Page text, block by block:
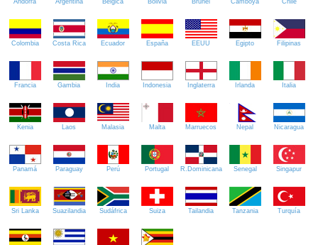
Colombia Costa Rica Ecuador España EEUU Egipto Filipinas
Francia Gambia India Indonesia Inglaterra Irlanda Italia
Kenia Laos Malasia Malta Marruecos Nepal Nicaragua
Panamá Paraguay Perú Portugal R.Dominicana Senegal Singapur
Sri Lanka Suazilandia Sudáfrica Suiza Tailandia Tanzania Turquía